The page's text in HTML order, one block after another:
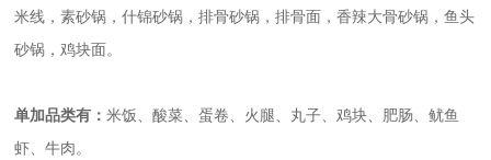
米线，素砂锅，什锦砂锅，排骨砂锅，排骨面，香辣大骨砂锅，鱼头
砂锅，鸡块面。
单加品类有：米饭、酸菜、蛋卷、火腿、丸子、鸡块、肥肠、鱿鱼
虾、牛肉。